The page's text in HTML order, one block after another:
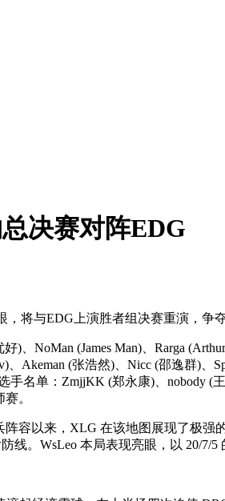
决赛对阵EDG
将与EDG上演胜者组决赛重演，
、NoMan (James Man)、Rarga
、Akeman (张浩然)、Nicc (邵逸群)
手名单：ZmjjKK (郑永康)、nobody (
。
容以来，XLG 在该地图展现了极
。WsLeo 本局表现亮眼，以 20/7/5